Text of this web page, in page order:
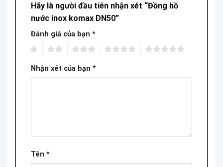
Hãy là người đầu tiên nhận xét “Đồng hồ
nước inox komax DN50”
Đánh giá của bạn *
Nhận xét của bạn *
Tên *